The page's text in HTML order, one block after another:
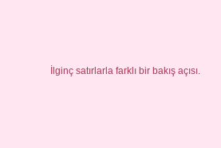
İlginç satırlarla farklı bir bakış açısı.